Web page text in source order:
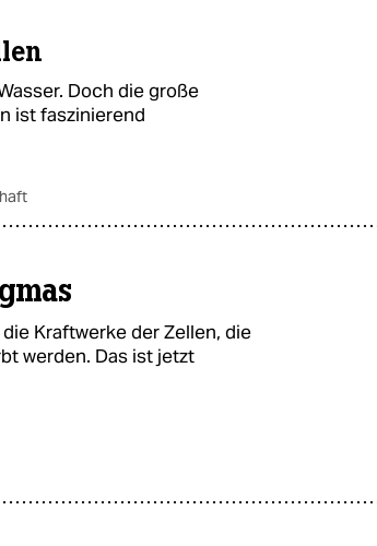
Doch die große
ist faszinierend
Kraftwerke der Zellen, die
werden. Das ist jetzt